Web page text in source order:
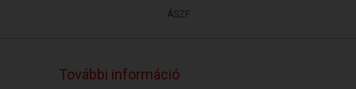
ÁSZF
További információ